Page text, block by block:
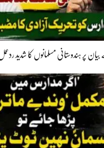
پر ہندوستانی مسلمانوں کا شدید